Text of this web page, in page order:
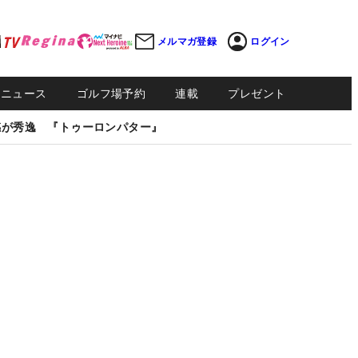
メルマガ登録 ログイン
ュース ゴルフ場予約 連載 プレゼント
秀逸 『トゥーロンパター』